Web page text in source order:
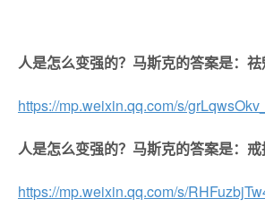
人是怎么变强的？马斯克的答案是：祛
https://mp.weixin.qq.com/s/
人是怎么变强的？马斯克的答案是：
https://mp.weixin.qq.com/s/